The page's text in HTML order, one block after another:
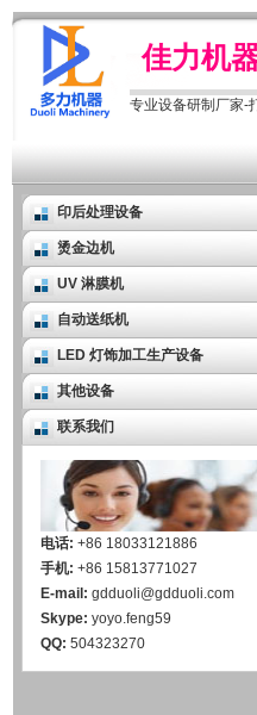
佳力机
专业设备研制厂家-
印后处理设备
烫金边机
UV 淋膜机
自动送纸机
LED 灯饰加工生产设备
其他设备
联系我们
电话: +86 18033121886
手机: +86 15813771027
E-mail: gdduoli@gdduoli.com
Skype: yoyo.feng59
QQ: 504323270